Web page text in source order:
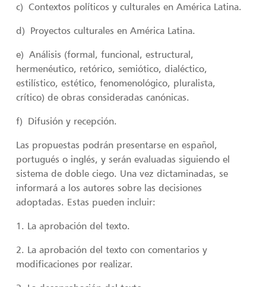
c) Contextos políticos y culturales en América Latina.
d) Proyectos culturales en América Latina.
e) Análisis (formal, funcional, estructural,
hermenéutico, retórico, semiótico, dialéctico,
estilístico, estético, fenomenológico, pluralista,
crítico) de obras consideradas canónicas.
f) Difusión y recepción.
Las propuestas podrán presentarse en español,
portugués o inglés, y serán evaluadas siguiendo el
sistema de doble ciego. Una vez dictaminadas, se
informará a los autores sobre las decisiones
adoptadas. Estas pueden incluir:
1. La aprobación del texto.
2. La aprobación del texto con comentarios y
modificaciones por realizar.